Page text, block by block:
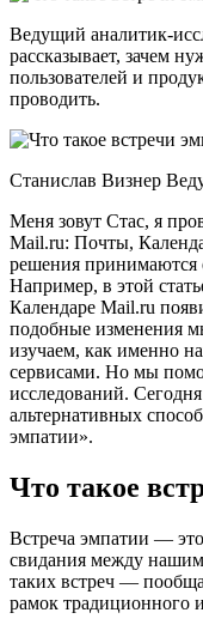
Ведущий аналитик-
рассказывает, зачем
пользователей и
проводить.
Станислав Визнер
Меня зовут Стас, я
Mail.ru: Почты,
решения принимаются
Например, в этой
Календаре Mail.ru
подобные изменения
изучаем, как именно
сервисами. Но мы
исследований.
альтернативных
эмпатии».
Что такое
Встреча эмпатии —
свидания между
таких встреч —
рамок традиционного